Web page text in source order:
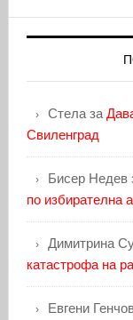
Стелаза
Свиленград
Бисер Недев
по избирателна
Димитрина
катастрофа на
Евгени